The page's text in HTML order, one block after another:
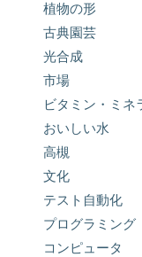
植物の形
古典園芸
光合成
市場
ビタミン・ミネ
おいしい水
高槻
文化
テスト自動化
プログラミング
コンピュータ